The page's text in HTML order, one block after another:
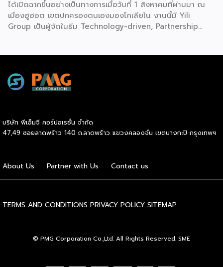
ได้เปิดฉากขึ้นอย่างเป็นทางการเมื่อวันที่ 1 สิงหาคมที่ผ่านมา ณ
เมืองฮูฮอต เขตปกครองตนเองมองโกเลียใน งานนี้มี Yili
Group เป็นผู้จัดในธีม Technology-driven, Partnership
บริหารระดับสูงตลอดห่วงโซ่คุณค่าของอุตสาหกรรมนมทั่วโลก
ฮูฮอตขึ้นแท่นเมืองหลวงแห่งอุตสาหกรรมนมโลกอย่างเป็น
เกียรติคุณและรางวัลที่ระลึก เพื่อรับรองให้เมืองฮูฮอตดำรง
ตำแหน่ง World Dairy Capital หรือเมืองหลวงแห่ง
กล่าวถือเป็นสัญญาณแห่งความสำเร็จที่สะท้อนความมุ่งมั่นทุ่มเท
ของเมืองฮูฮอตในการยกระดับอุตสาหกรรมนม พร้อมกล่าวเสริม
องค์กรระดับแถวหน้าอย่าง Yili Group […]
บริษัท พีเอ็มจี คอร์ปอเรชั่น จำกัด
47,49 ซอยลาดพร้าว 140 ถ.ลาดพร้าว แขวงคลองจั่น เขตบางกะปิ กรุงเทพฯ
About Us Partner with Us Contact us
TERMS AND CONDITIONS PRIVACY POLICY SITEMAP
© PMG Corporation Co.,Ltd. All Rights Reserved. SME